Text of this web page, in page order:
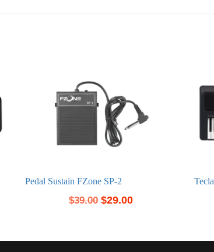
Pedal Sustain FZone SP-2
$39.00 $29.00